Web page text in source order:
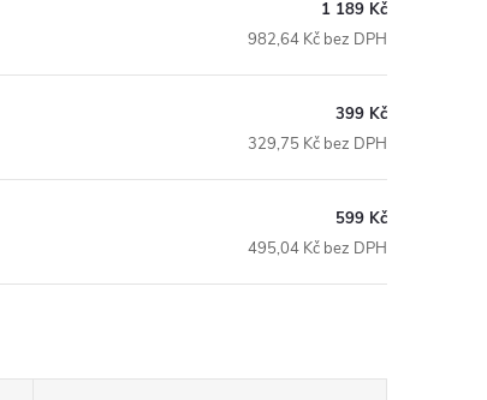
1 189 Kč
982,64 Kč bez DPH
399 Kč
329,75 Kč bez DPH
599 Kč
495,04 Kč bez DPH